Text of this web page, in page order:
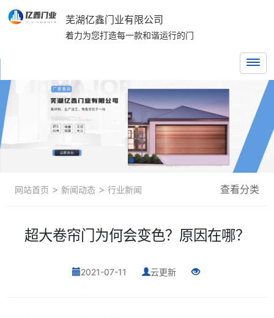
芜湖亿鑫门业有限公司
着力为您打造每一款和谐运行的门
网站首页 > 新闻动态 > 行业新闻 查看分类
超大卷帘门为何会变色？原因在哪？
2021-07-11 云更新